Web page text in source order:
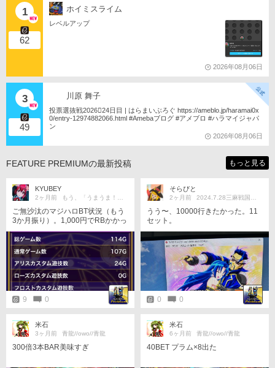
1
62
ホイミスライム
レベルアップ
2026年08月06日
3
49
川原 舞子
投票選抜戦2026󾇟24日目 | はらまいぶろぐ https://ameblo.jp/haramai0x
0/entry-12974882066.html #Amebaブログ #アメブロ #ハラマイジャパ
ン
2026年08月06日
FEATURE PREMIUMの最新投稿 もっと見る
KYUBEY
2ヶ月前 もう、「うまうま！」にゃ！！
ご無沙汰のマジハロBT状況（もう
3か月振り）。1,000円でRBかかっ
たもののあとは、、、
9 0
そらびと
2ヶ月前 2024.7.28三麻戦国士無双
うう〜、10000行きたかった。11
セット。
0 0
米石
3ヶ月前 青龍//owo//青龍
300倍3本BAR美味すぎ
米石
6ヶ月前 青龍//owo//青龍
40BET プラム×8出た